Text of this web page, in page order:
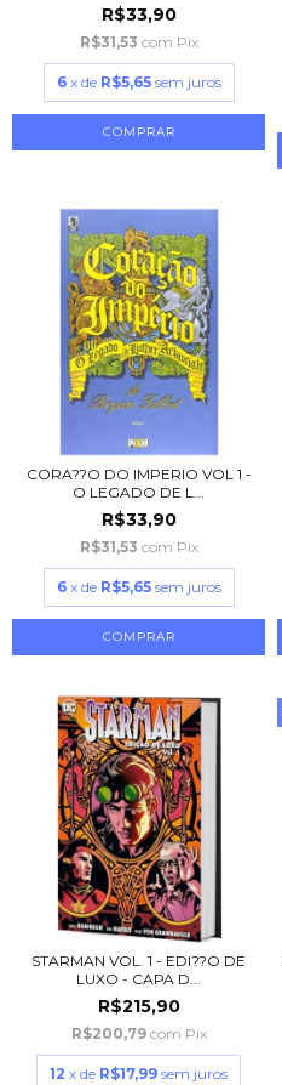
R$33,90
R$31,53 com Pix
6 x de R$5,65 sem juros
CORA??O DO IMPERIO VOL 1 -
O LEGADO DE L...
R$33,90
R$31,53 com Pix
6 x de R$5,65 sem juros
STARMAN VOL. 1 - EDI??O DE
LUXO - CAPA D...
R$215,90
R$200,79 com Pix
12 x de R$17,99 sem juros